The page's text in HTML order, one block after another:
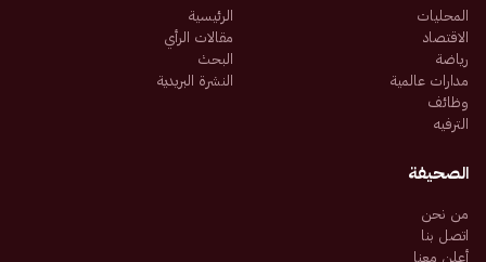
المحليات
الاقتصاد
رياضة
مدارات عالمية
وظائف
الترفيه
الرئيسية
مقالات الرأي
البحث
النشرة البريدية
الصحيفة
من نحن
اتصل بنا
أعلن معنا